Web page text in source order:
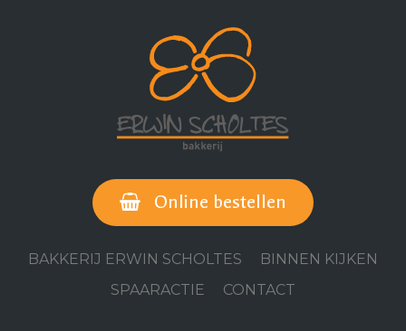
Online bestellen
BAKKERIJ ERWIN SCHOLTES
BINNEN KIJKEN
SPAARACTIE
CONTACT